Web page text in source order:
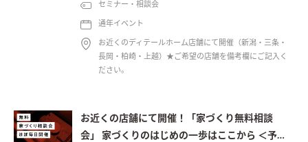
セミナー・相談会
通年イベント
お近くのディテールホーム店舗にて開催（新潟・三条・
長岡・柏崎・上越）★ご希望の店舗を備考欄にご記入く
ださい。
お近くの店舗にて開催！「家づくり無料相談
会」 家づくりのはじめの一歩はここから ＜予約